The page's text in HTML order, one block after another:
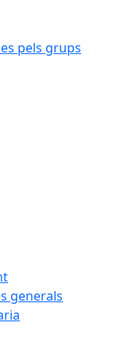
pels grups
generals